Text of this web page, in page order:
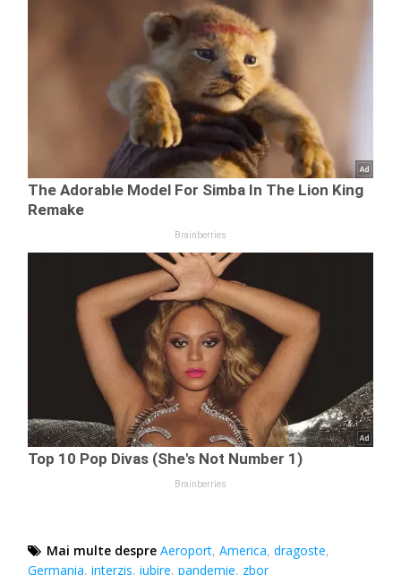
Mai multe despre Aeroport,America,dragoste,
Germania,interzis,iubire,pandemie, zbor